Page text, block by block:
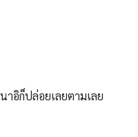
าอิก็ปล่อยเลยตามเลย